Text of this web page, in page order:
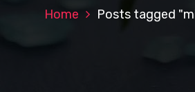
Home Posts tagged